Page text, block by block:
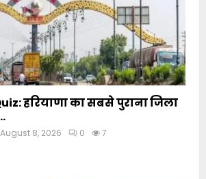
हरियाणा का सबसे पुराना जिला
August 8, 2026 0 7